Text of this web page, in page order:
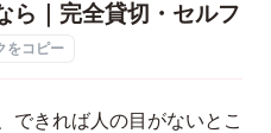
ら｜完全貸切・セルフ
をコピー
できれば人の目がないとこ